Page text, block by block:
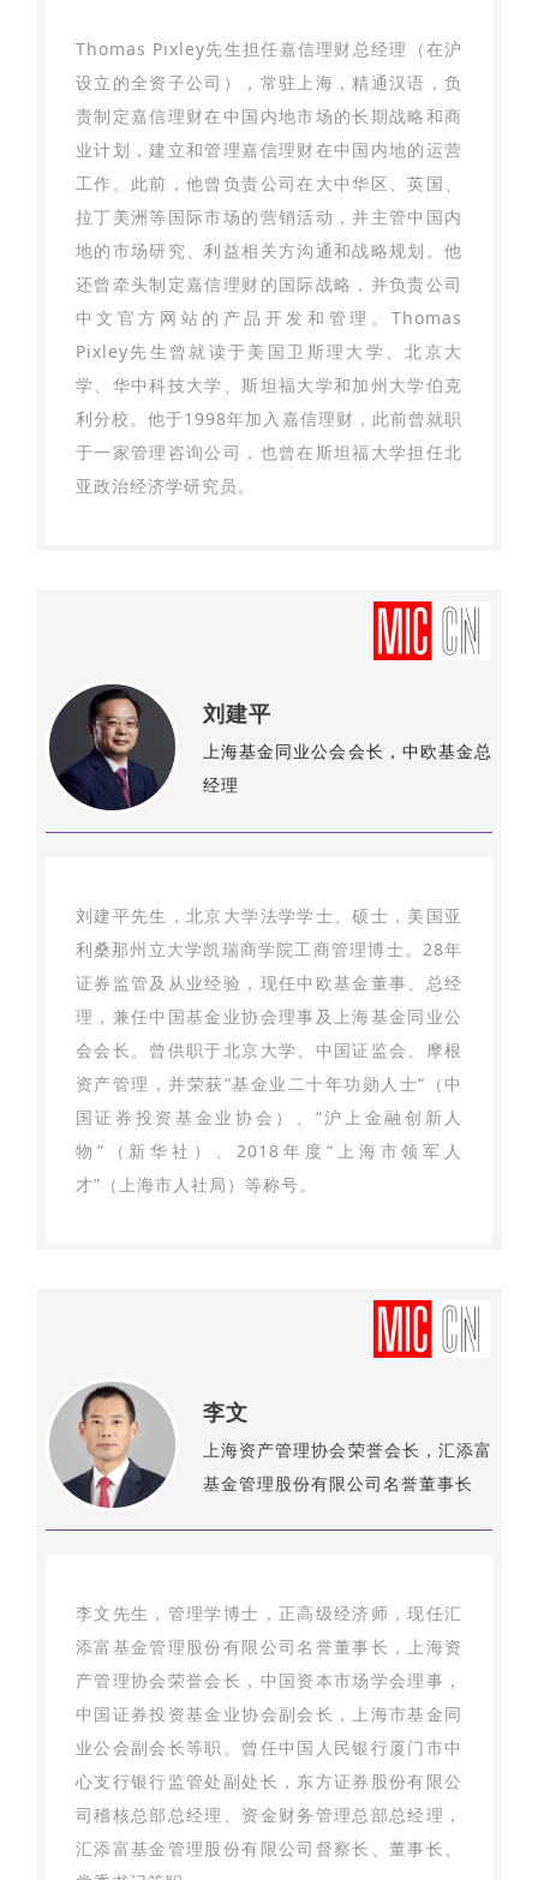
Thomas Pixley先生担任嘉信理财总经理（在沪
设立的全资子公司），常驻上海，精通汉语，负
责制定嘉信理财在中国内地市场的长期战略和商
业计划，建立和管理嘉信理财在中国内地的运营
工作。此前，他曾负责公司在大中华区、英国、
拉丁美洲等国际市场的营销活动，并主管中国内
地的市场研究、利益相关方沟通和战略规划。他
还曾牵头制定嘉信理财的国际战略，并负责公司
中文官方网站的产品开发和管理。Thomas
Pixley先生曾就读于美国卫斯理大学、北京大
学、华中科技大学、斯坦福大学和加州大学伯克
利分校。他于1998年加入嘉信理财，此前曾就职
于一家管理咨询公司，也曾在斯坦福大学担任北
亚政治经济学研究员。
刘建平
上海基金同业公会会长，中欧基金总
经理
刘建平先生，北京大学法学学士、硕士，美国亚
利桑那州立大学凯瑞商学院工商管理博士。28年
证券监管及从业经验，现任中欧基金董事、总经
理，兼任中国基金业协会理事及上海基金同业公
会会长。曾供职于北京大学、中国证监会、摩根
资产管理，并荣获“基金业二十年功勋人士“（中
国证券投资基金业协会）、“沪上金融创新人
物”（新华社）、2018年度“上海市领军人
才”（上海市人社局）等称号。
李文
上海资产管理协会荣誉会长，汇添富
基金管理股份有限公司名誉董事长
李文先生，管理学博士，正高级经济师，现任汇
添富基金管理股份有限公司名誉董事长，上海资
产管理协会荣誉会长，中国资本市场学会理事，
中国证券投资基金业协会副会长，上海市基金同
业公会副会长等职。曾任中国人民银行厦门市中
心支行银行监管处副处长，东方证券股份有限公
司稽核总部总经理、资金财务管理总部总经理，
汇添富基金管理股份有限公司督察长、董事长、